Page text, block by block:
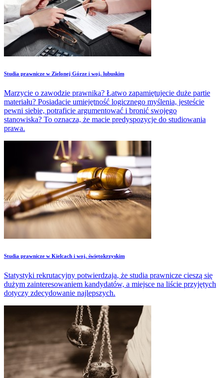
Studia prawnicze w Zielonej Górze i woj. lubuskim
Marzycie o zawodzie prawnika? Łatwo zapamiętujecie duże partie
materiału? Posiadacie umiejętność logicznego myślenia, jesteście
pewni siebie, potraficie argumentować i bronić swojego
stanowiska? To oznacza, że macie predyspozycje do studiowania
prawa.
Studia prawnicze w Kielcach i woj. świętokrzyskim
Statystyki rekrutacyjny potwierdzają, że studia prawnicze cieszą się
dużym zainteresowaniem kandydatów, a miejsce na liście przyjętych
dotyczy zdecydowanie najlepszych.